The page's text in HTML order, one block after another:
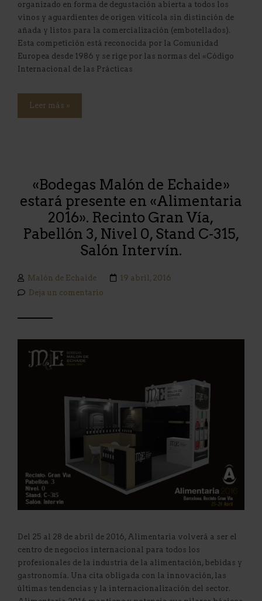
organizado en forma de degustación abierta a todos los
vinos y aguardientes de origen vitícola sin distinción de
añada y listos para la comercialización (embotellados).
Esta competición está reconocida por la Comunidad
Europea desde 1986 y se rige por las normas del «Código
Internacional de las Prácticas
Leer más »
«Bodegas Malón de Echaide»
estará presente en «Alimentaria
2016». Recinto Gran Vía,
Pabellón 3, Nivel 0, Stand C-315,
Salón Intervín.
Malón de Echaide
19 abril, 2016
Deja un comentario
Del 25 al 28 de abril de 2016, Alimentaria volverá a ser el
centro de negocios internacional para todos los
profesionales de la industria de la alimentación, bebidas y
gastronomía. Una cita obligada con la innovación, las
últimas tendencias y la internacionalización del sector.